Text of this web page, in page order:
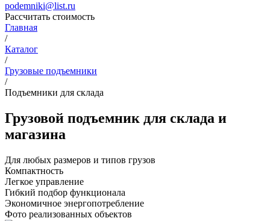
podemniki@list.ru
Рассчитать стоимость
Главная
/
Каталог
/
Грузовые подъемники
/
Подъемники для склада
Грузовой подъемник для склада и
магазина
Для любых размеров и типов грузов
Компактность
Легкое управление
Гибкий подбор функционала
Экономичное энергопотребление
Фото реализованных объектов